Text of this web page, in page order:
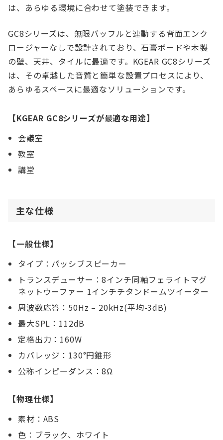
は、あらゆる環境に合わせて塗装できます。
GC8シリーズは、無限バッフルと連動する背面エンク
ロージャーなしで設計されており、石膏ボードや木製
の壁、天井、タイルに最適です。KGEAR GC8シリーズ
は、その卓越した音質と簡単な設置プロセスにより、
あらゆるスペースに最適なソリューションです。
【KGEAR GC8シリーズが最適な用途】
会議室
教室
講堂
主な仕様
【一般仕様】
タイプ：パッシブスピーカー
トランスデューサー：8インチ同軸フェライトマグ
ネットウーファー 1インチチタンドームツイーター
周波数応答：50Hz – 20kHz(平均-3dB)
最大SPL：112dB
定格出力：160W
カバレッジ：130°円錐形
公称インピーダンス：8Ω
【物理仕様】
素材：ABS
色：ブラック、ホワイト